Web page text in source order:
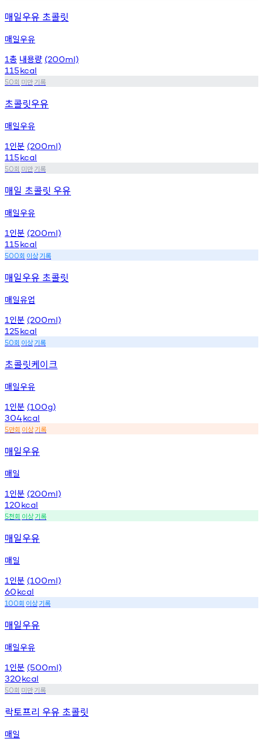
매일우유 초콜릿
매일우유
1총 내용량 (200ml)
115kcal
50회 미만기록
초콜릿우유
매일우유
1 인분 (200ml)
115kcal
50회 미만기록
매일 초콜릿 우유
매일우유
1 인분 (200ml)
115kcal
500회 이상기록
매일우유 초콜릿
매일유업
1 인분 (200ml)
125kcal
50회 이상기록
초콜릿케이크
매일우유
1 인분 (100g)
304kcal
5만회 이상기록
매일우유
매일
1 인분 (200ml)
120kcal
5천회 이상기록
매일우유
매일
1 인분 (100ml)
60kcal
100회 이상기록
매일우유
매일우유
1 인분 (500ml)
320kcal
50회 미만기록
락토프리 우유 초콜릿
매일